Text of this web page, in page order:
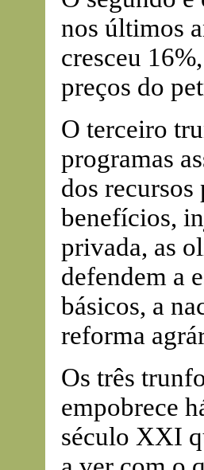
nos últimos
cresceu
preços do
O terceiro
programas
dos
benefícios,
privada, as
defendem a
básicos, a
reforma
Os três
empobrece
século XXI